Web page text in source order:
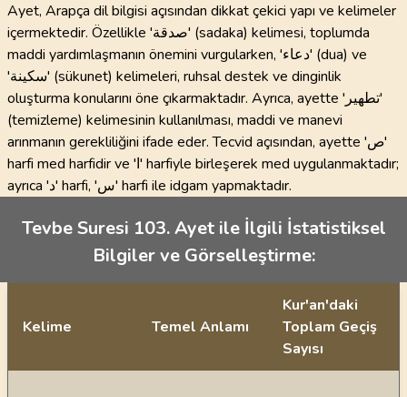
Ayet, Arapça dil bilgisi açısından dikkat çekici yapı ve kelimeler
içermektedir. Özellikle 'صدقة' (sadaka) kelimesi, toplumda
maddi yardımlaşmanın önemini vurgularken, 'دعاء' (dua) ve
'سكينة' (sükunet) kelimeleri, ruhsal destek ve dinginlik
oluşturma konularını öne çıkarmaktadır. Ayrıca, ayette 'تطهير'
(temizleme) kelimesinin kullanılması, maddi ve manevi
arınmanın gerekliliğini ifade eder. Tecvid açısından, ayette 'ص'
harfi med harfidir ve 'ا' harfiyle birleşerek med uygulanmaktadır;
ayrıca 'د' harfi, 'س' harfi ile idgam yapmaktadır.
Tevbe Suresi 103. Ayet ile İlgili İstatistiksel
Bilgiler ve Görselleştirme:
Kelime Temel Anlamı
Kur'an'daki
Toplam Geçiş
Sayısı